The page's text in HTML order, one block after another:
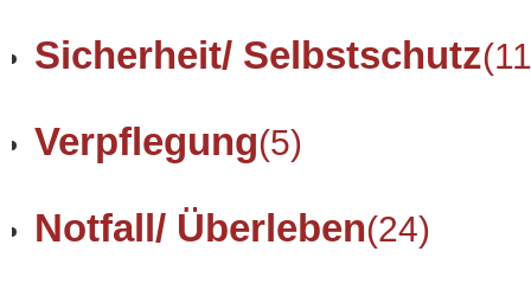
Sicherheit/ Selbstschutz
Verpflegung(5)
Notfall/ Überleben(24)